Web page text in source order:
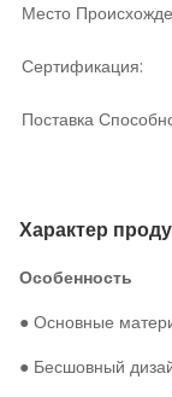
Место
Сертификация:
Поставка
Характер
Особенность
● Основные
● Бесшовный